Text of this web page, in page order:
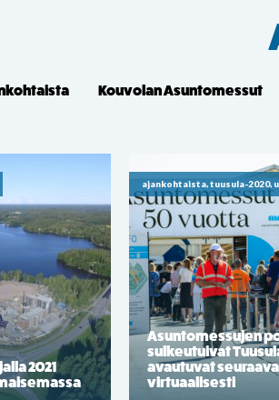
Kouvolan Asuntomessut
2021
ajankohtaista, tuusula-2020,
Asuntomessujen
sulkeutuivat
avautuvat
virtuaalisesti